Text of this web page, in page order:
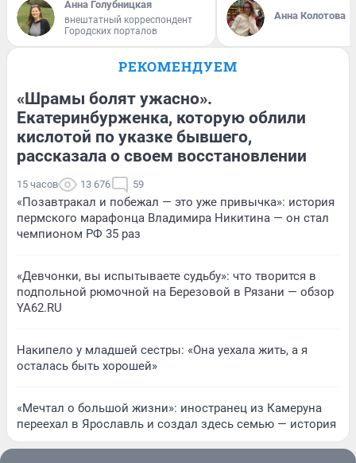
Анна Голубницкая
внештатный корреспондент
Городских порталов
Анна Колотова
РЕКОМЕНДУЕМ
«Шрамы болят ужасно».
Екатеринбурженка, которую облили
кислотой по указке бывшего,
рассказала о своем восстановлении
15 часов 13 676 59
«Позавтракал и побежал — это уже привычка»: история
пермского марафонца Владимира Никитина — он стал
чемпионом РФ 35 раз
«Девчонки, вы испытываете судьбу»: что творится в
подпольной рюмочной на Березовой в Рязани — обзор
YA62.RU
Накипело у младшей сестры: «Она уехала жить, а я
осталась быть хорошей»
«Мечтал о большой жизни»: иностранец из Камеруна
переехал в Ярославль и создал здесь семью — история